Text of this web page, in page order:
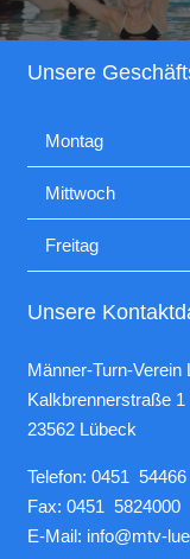
Unsere
Montag
Mittwoch
Freitag
Unsere
Männer-Turn-Verein
Kalkbrennerstraße 1
23562 Lübeck
Telefon: 0451 54466
Fax: 0451 5824000
E-Mail: info@mtv-